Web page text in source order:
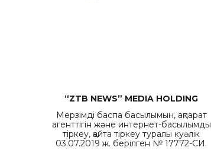
“ZTB NEWS” MEDIA HOLDING
Мерзімді баспа басылымын, ақпарат
агенттігін және интернет-басылымды
тіркеу, қайта тіркеу туралы куәлік
03.07.2019 ж. берілген № 17772-СИ.